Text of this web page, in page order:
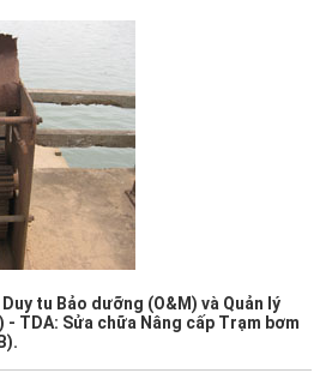
tu Bảo dưỡng (O&M) và Quản lý
TDA: Sửa chữa Nâng cấp Trạm bơm